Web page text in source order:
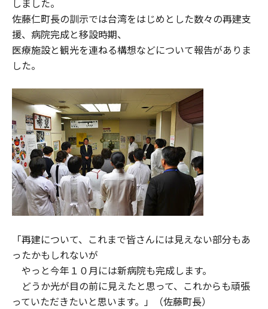
佐藤仁町長の訓示では台湾をはじめとした数々の再建支
援、病院完成と移設時期、
医療施設と観光を連ねる構想などについて報告がありま
した。
「再建について、これまで皆さんには見えない部分もあ
ったかもしれないが
やっと今年１０月には新病院も完成します。
どうか光が目の前に見えたと思って、これからも頑張
っていただきたいと思います。」（佐藤町長）